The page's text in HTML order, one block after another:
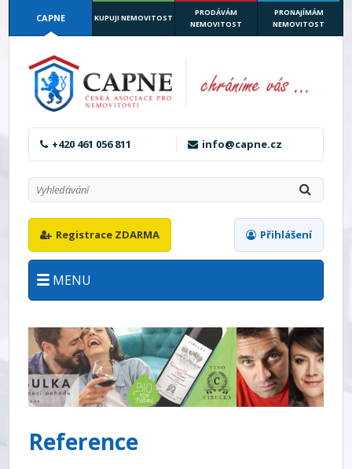
CAPNE KUPUJI NEMOVITOST
PRODÁVÁM
NEMOVITOST
PRONAJÍMÁM
NEMOVITOST
+420 461 056 811 info@capne.cz
Registrace ZDARMA Přihlášení
MENU
Reference